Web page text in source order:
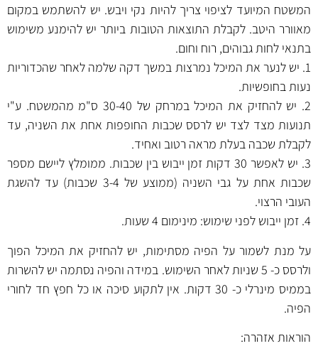
המשטח המיועד לציפוי צריך להיות נקי ויבש. יש להשתמש במקום
מאוורר היטב. לקבלת התוצאות הטובות ביותר יש להימנע משימוש
בתנאי לחות גבוהים, רוח וחום.
1. יש לנער את המיכל נמרצות במשך דקה שלמה לאחר שהכדוריות
נעות בחופשיות.
2. יש להחזיק את המיכל במרחק של 30-40 ס"מ מהמשטח. ע"י
תנועות מצד לצד יש לרסס שכבות החופפות אחת את השניה, עד
לקבלת שכבה בעלת מראה רטוב ואחיד.
3. יש לאפשר 30 דקות זמן ייבוש בין שכבות. ממומלץ ליישם מספר
שכבות אחת על גבי השניה (ממוצע של 3-4 שכבות) עד להשגת
העובי הרצוי.
4. זמן ייבוש לפני שימוש: מינימום 4 שעות.
על מנת לשמור על הפיה מסתימות, יש להחזיק את המיכל הפוך
ולרסס כ- 5 שניות לאחר השימוש. במידה והפיה נסתמה יש להשרות
בממיס מינרלי כ- 30 דקות. אין לתקוע סיכה או כל חפץ חד לחורי
הפיה.
הוראות אזהרה: